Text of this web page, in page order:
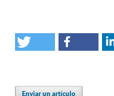
Enviar un artículo